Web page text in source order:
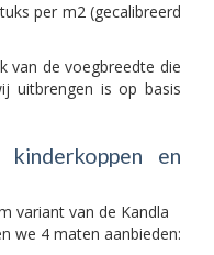
per m2 (gecalibreerd
van de voegbreedte die
uitbrengen is op basis
en
variant van de Kandla
we 4 maten aanbieden: